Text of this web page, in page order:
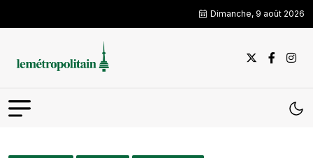
Dimanche, 9 août 2026